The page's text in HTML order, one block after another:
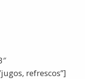
refrescos”]